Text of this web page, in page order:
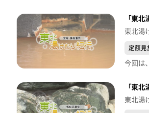
「東
東北湯
定額見
「東
東北湯